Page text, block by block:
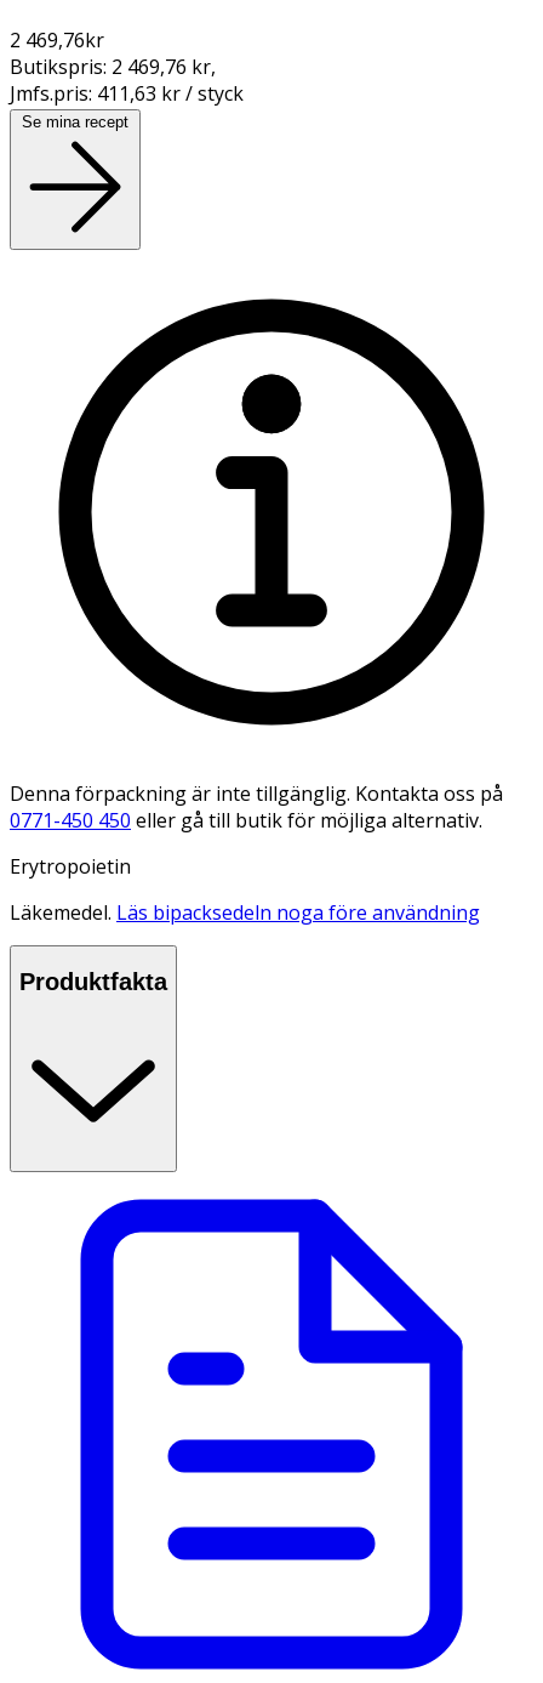
2 469,76kr
Butikspris: 2 469,76 kr,
Jmfs.pris: 411,63 kr / styck
Se mina recept
Denna förpackning är inte tillgänglig. Kontakta oss på
0771-450 450 eller gå till butik för möjliga alternativ.
Erytropoietin
Läkemedel. Läs bipacksedeln noga före användning
Produktfakta